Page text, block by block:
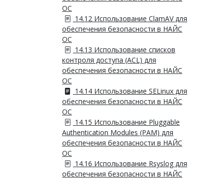
ОС
14.12 Использование ClamAV для
обеспечения безопасности в НАЙС
ОС
14.13 Использование списков
контроля доступа (ACL) для
обеспечения безопасности в НАЙС
ОС
14.14 Использование SELinux для
обеспечения безопасности в НАЙС
ОС
14.15 Использование Pluggable
Authentication Modules (PAM) для
обеспечения безопасности в НАЙС
ОС
14.16 Использование Rsyslog для
обеспечения безопасности в НАЙС